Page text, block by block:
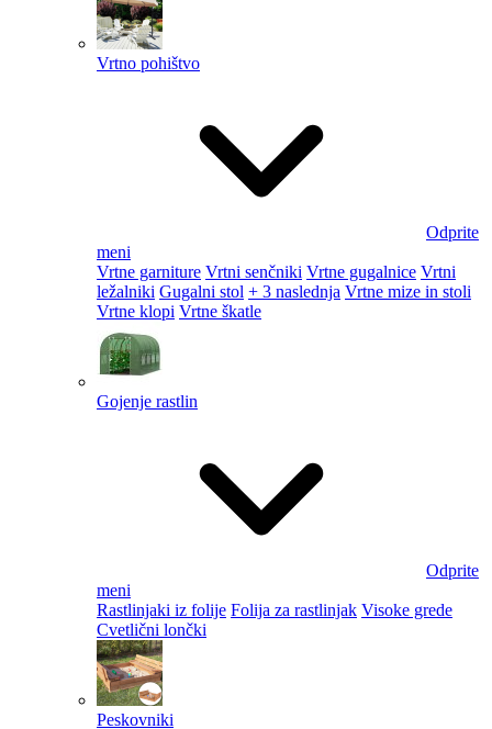
Vrtno pohištvo
Odprite
meni
Vrtne garniture Vrtni senčniki Vrtne gugalnice Vrtni
ležalniki Gugalni stol + 3 naslednja Vrtne mize in stoli
Vrtne klopi Vrtne škatle
Gojenje rastlin
Odprite
meni
Rastlinjaki iz folije Folija za rastlinjak Visoke grede
Cvetlični lončki
Peskovniki